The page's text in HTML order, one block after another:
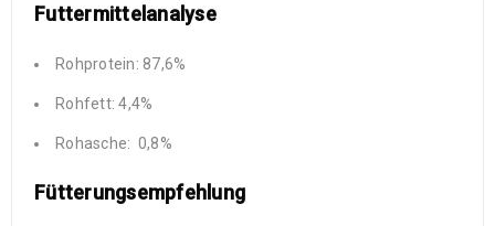
Futtermittelanalyse
Rohprotein: 87,6%
Rohfett: 4,4%
Rohasche: 0,8%
Fütterungsempfehlung